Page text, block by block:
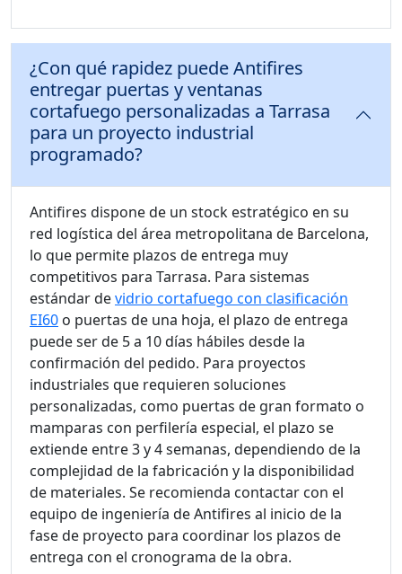
¿Con qué rapidez puede Antifires
entregar puertas y ventanas
cortafuego personalizadas a Tarrasa
para un proyecto industrial
programado?
Antifires dispone de un stock estratégico en su
red logística del área metropolitana de Barcelona,
lo que permite plazos de entrega muy
competitivos para Tarrasa. Para sistemas
estándar devidrio cortafuego con clasificación
EI60 o puertas de una hoja, el plazo de entrega
puede ser de 5 a 10 días hábiles desde la
confirmación del pedido. Para proyectos
industriales que requieren soluciones
personalizadas, como puertas de gran formato o
mamparas con perfilería especial, el plazo se
extiende entre 3 y 4 semanas, dependiendo de la
complejidad de la fabricación y la disponibilidad
de materiales. Se recomienda contactar con el
equipo de ingeniería de Antifires al inicio de la
fase de proyecto para coordinar los plazos de
entrega con el cronograma de la obra.